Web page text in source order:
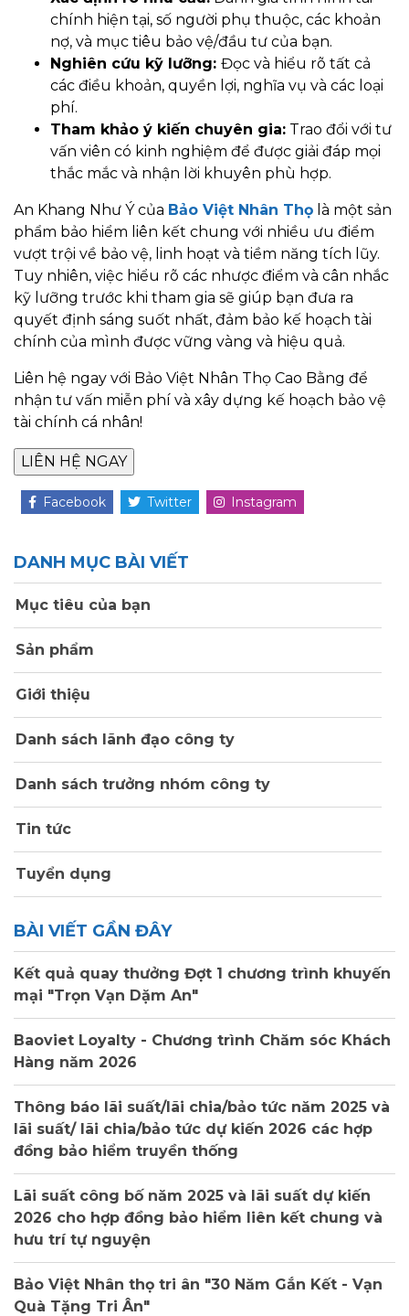
chính hiện tại, số người phụ thuộc, các khoản
nợ, và mục tiêu bảo vệ/đầu tư của bạn.
Nghiên cứu kỹ lưỡng: Đọc và hiểu rõ tất cả
các điều khoản, quyền lợi, nghĩa vụ và các loại
phí.
Tham khảo ý kiến chuyên gia: Trao đổi với tư
vấn viên có kinh nghiệm để được giải đáp mọi
thắc mắc và nhận lời khuyên phù hợp.
An Khang Như Ý của Bảo Việt Nhân Thọ là một sản
phẩm bảo hiểm liên kết chung với nhiều ưu điểm
vượt trội về bảo vệ, linh hoạt và tiềm năng tích lũy.
Tuy nhiên, việc hiểu rõ các nhược điểm và cân nhắc
kỹ lưỡng trước khi tham gia sẽ giúp bạn đưa ra
quyết định sáng suốt nhất, đảm bảo kế hoạch tài
chính của mình được vững vàng và hiệu quả.
Liên hệ ngay với Bảo Việt Nhân Thọ Cao Bằng để
nhận tư vấn miễn phí và xây dựng kế hoạch bảo vệ
tài chính cá nhân!
Facebook Twitter Instagram
DANH MỤC BÀI VIẾT
Mục tiêu của bạn
Sản phẩm
Giới thiệu
Danh sách lãnh đạo công ty
Danh sách trưởng nhóm công ty
Tin tức
Tuyển dụng
BÀI VIẾT GẦN ĐÂY
Kết quả quay thưởng Đợt 1 chương trình khuyến
mại "Trọn Vạn Dặm An"
Baoviet Loyalty - Chương trình Chăm sóc Khách
Hàng năm 2026
Thông báo lãi suất/lãi chia/bảo tức năm 2025 và
lãi suất/ lãi chia/bảo tức dự kiến 2026 các hợp
đồng bảo hiểm truyền thống
Lãi suất công bố năm 2025 và lãi suất dự kiến
2026 cho hợp đồng bảo hiểm liên kết chung và
hưu trí tự nguyện
Bảo Việt Nhân thọ tri ân "30 Năm Gắn Kết - Vạn
Quà Tặng Tri Ân"